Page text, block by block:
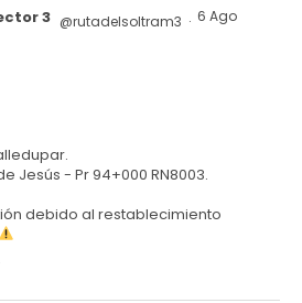
3 @rutadelsoltram3 · 6 Ago
Jesús - Pr 94+000 RN8003.
debido al restablecimiento